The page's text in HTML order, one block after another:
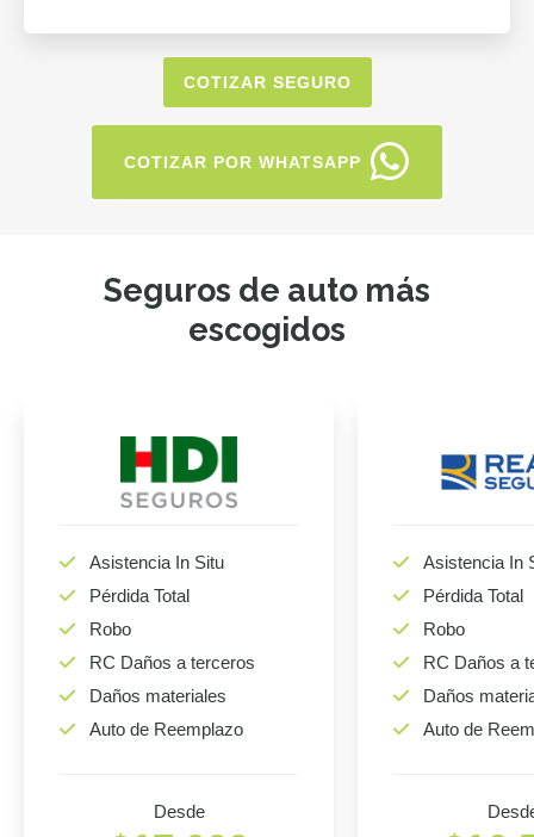
COTIZAR SEGURO
COTIZAR POR WHATSAPP
Seguros de auto más
escogidos
Asistencia In Situ
Pérdida Total
Robo
RC Daños a terceros
Daños materiales
Auto de Reemplazo
Desde
Asistencia In
Pérdida Total
Robo
RC Daños a
Daños
Auto de